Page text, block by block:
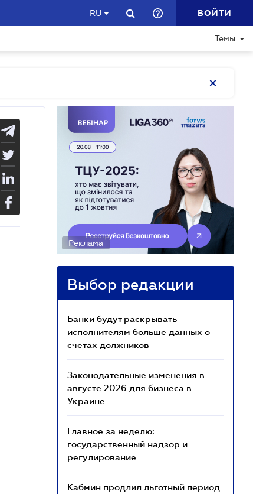
RU ВОЙТИ
Темы
Реклама
Выбор редакции
Банки будут раскрывать
исполнителям больше данных о
счетах должников
Законодательные изменения в
августе 2026 для бизнеса в
Украине
Главное за неделю:
государственный надзор и
регулирование
Кабмин продлил льготный период